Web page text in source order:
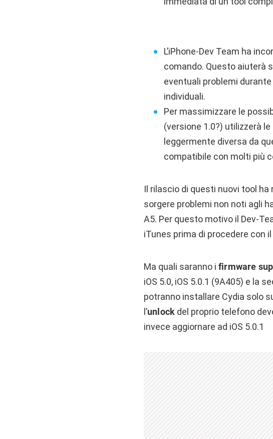
L’iPhone-Dev Team ha
comando. Questo aiuterà
eventuali problemi
individuali.
Per massimizzare le
(versione 1.0?) utilizzerà
leggermente diversa da
compatibile con molti più
Il rilascio di questi nuovi tool
sorgere problemi non noti agli
A5. Per questo motivo il Dev-
iTunes prima di procedere con
Ma quali saranno i firmware
iOS 5.0, iOS 5.0.1 (9A405) e la
potranno installare Cydia solo
l’unlock del proprio telefono
invece aggiornare ad iOS 5.0.1